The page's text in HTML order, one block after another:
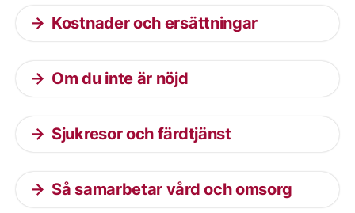
Kostnader och ersättningar
Om du inte är nöjd
Sjukresor och färdtjänst
Så samarbetar vård och omsorg